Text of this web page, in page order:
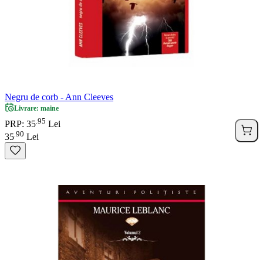
Negru de corb - Ann Cleeves
Livrare: maine
PRP: 35 95 Lei
35 90 Lei